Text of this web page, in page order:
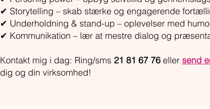
✔ Storytelling – skab stærke og engagerende
✔ Underholdning & stand-up – oplevelser med
✔ Kommunikation – lær at mestre dialog og
Kontakt mig i dag: Ring/sms 21 81 67 76 eller send
dig og din virksomhed!